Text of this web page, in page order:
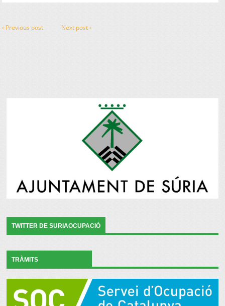
‹ Previous post Next post ›
TWITTER DE SURIAOCUPACIÓ
TRÀMITS